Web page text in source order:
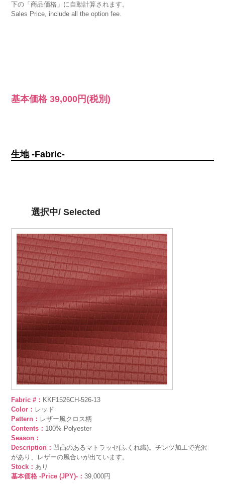
下の「商品価格」に自動計算されます。
Sales Price, include all the option fee.
基本価格39,000円 (税別)
生地 -Fabric-
選択中/ Selected
Fabric #： KKF1526CH-526-13
Color： レッド
Pattern： レザー風クロス柄
Contents： 100% Polyester
Season：
Description： 凹凸のあるマトラッセ(ふくれ織)。チンツ加工で光沢
があり、レザーの風合いが出ています。
Stock：あり
基本価格 -Price (JPY)-：39,000円